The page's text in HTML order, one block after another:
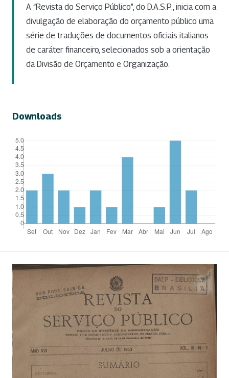
A “Revista do Serviço Público”, do D.A.S.P., inicia com a
divulgação de elaboração do orçamento público uma
série de traduções de documentos oficiais italianos
de caráter financeiro, selecionados sob a orientação
da Divisão de Orçamento e Organização.
Downloads